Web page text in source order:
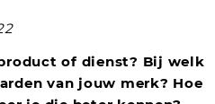
of dienst? Bij welk
van jouw merk? Hoe